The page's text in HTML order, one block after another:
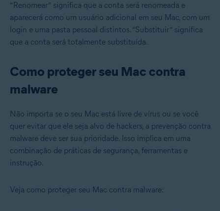
“Renomear” significa que a conta será renomeada e
aparecerá como um usuário adicional em seu Mac, com um
login e uma pasta pessoal distintos. “Substituir” significa
que a conta será totalmente substituída.
Como proteger seu Mac contra
malware
Não importa se o seu Mac está livre de vírus ou se você
quer evitar que ele seja alvo de hackers, a prevenção contra
malware deve ser sua prioridade. Isso implica em uma
combinação de práticas de segurança, ferramentas e
instrução.
Veja como proteger seu Mac contra malware: